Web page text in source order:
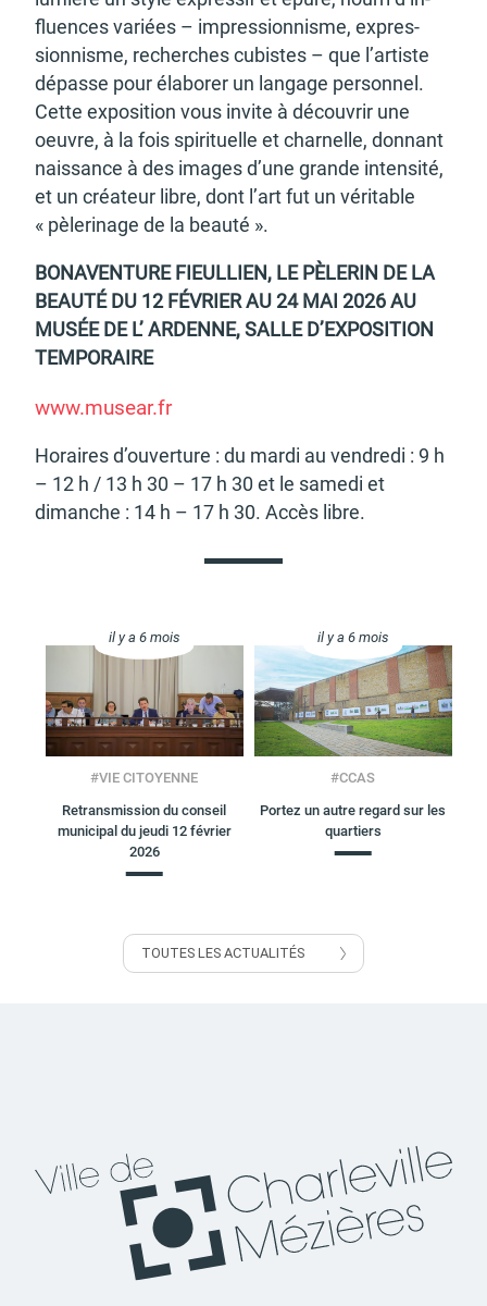
il y a 6 mois
#VIE CITOYENNE
Retransmission du conseil
municipal du jeudi 12 février
2026
fluences variées – impres­sion­nisme, expres­
sion­nisme, recherches cubistes – que l’ar­tiste
dépasse pour élabo­rer un langage person­nel.
Cette expo­si­tion vous invite à décou­vrir une
oeuvre, à la fois spiri­tuelle et char­nelle, donnant
nais­sance à des images d’une grande inten­sité,
et un créa­teur libre, dont l’art fut un véri­table
« pèle­ri­nage de la beauté ».
BONA­VEN­TURE FIEUL­LIEN, LE PÈLE­RIN DE LA
BEAUTÉ DU 12 FÉVRIER AU 24 MAI 2026 AU
MUSÉE DE L’ ARDENNE, SALLE D’EX­PO­SI­TION
TEMPO­RAIRE
www.musear.fr
Horaires d’ou­ver­ture : du mardi au vendredi : 9 h
– 12 h / 13 h 30 – 17 h 30 et le samedi et
dimanche : 14 h – 17 h 30. Accès libre.
il y a 6 mois
#CCAS
Portez un autre regard sur les
quartiers
TOUTES LES ACTUALITÉS